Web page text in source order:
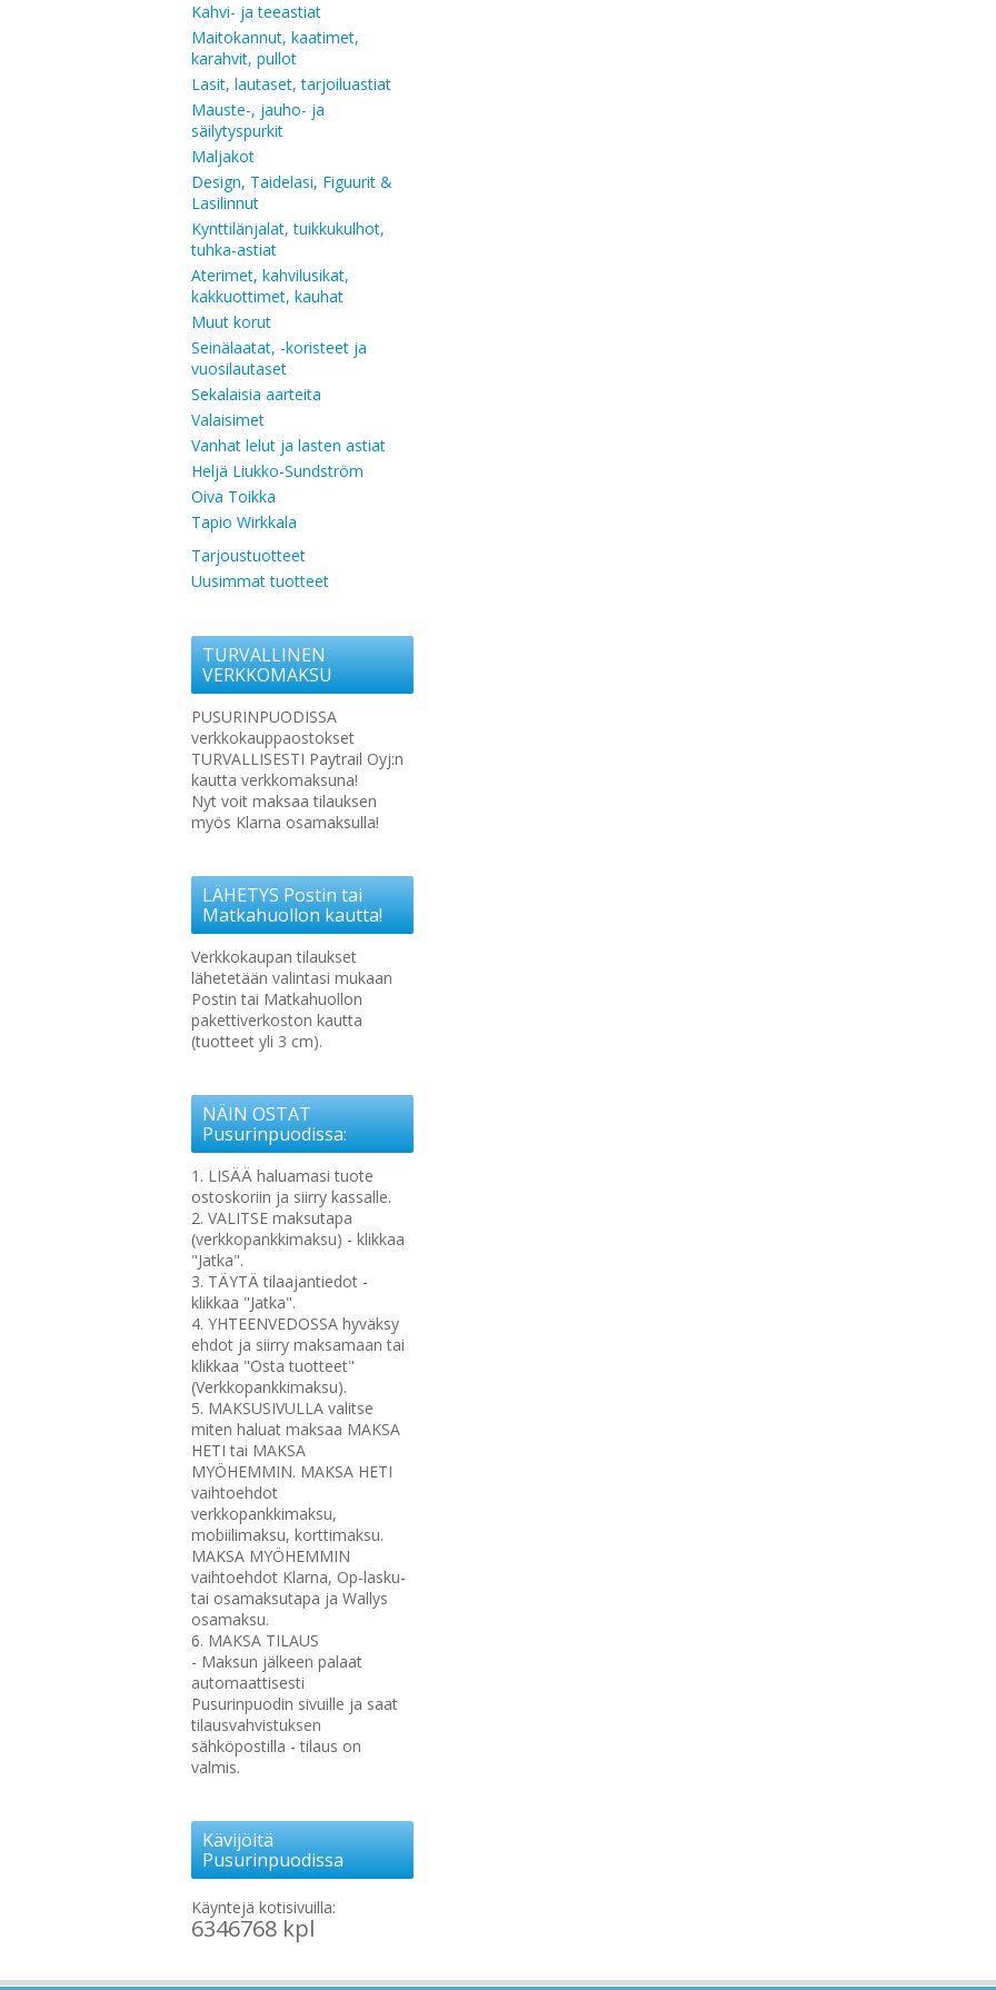
Kahvi- ja teeastiat
Maitokannut, kaatimet,
karahvit, pullot
Lasit, lautaset, tarjoiluastiat
Mauste-, jauho- ja
säilytyspurkit
Maljakot
Design, Taidelasi, Figuurit &
Lasilinnut
Kynttilänjalat, tuikkukulhot,
tuhka-astiat
Aterimet, kahvilusikat,
kakkuottimet, kauhat
Muut korut
Seinälaatat, -koristeet ja
vuosilautaset
Sekalaisia aarteita
Valaisimet
Vanhat lelut ja lasten astiat
Heljä Liukko-Sundström
Oiva Toikka
Tapio Wirkkala
Tarjoustuotteet
Uusimmat tuotteet
TURVALLINEN
VERKKOMAKSU
PUSURINPUODISSA
verkkokauppaostokset
TURVALLISESTI Paytrail Oyj:n
kautta verkkomaksuna!
Nyt voit maksaa tilauksen
myös Klarna osamaksulla!
LÄHETYS Postin tai
Matkahuollon kautta!
Verkkokaupan tilaukset
lähetetään valintasi mukaan
Postin tai Matkahuollon
pakettiverkoston kautta
(tuotteet yli 3 cm).
NÄIN OSTAT
Pusurinpuodissa:
1. LISÄÄ haluamasi tuote
ostoskoriin ja siirry kassalle.
2. VALITSE maksutapa
(verkkopankkimaksu) - klikkaa
"Jatka".
3. TÄYTÄ tilaajantiedot -
klikkaa "Jatka".
4. YHTEENVEDOSSA hyväksy
ehdot ja siirry maksamaan tai
klikkaa "Osta tuotteet"
(Verkkopankkimaksu).
5. MAKSUSIVULLA valitse
miten haluat maksaa MAKSA
HETI tai MAKSA
MYÖHEMMIN. MAKSA HETI
vaihtoehdot
verkkopankkimaksu,
mobiilimaksu, korttimaksu.
MAKSA MYÖHEMMIN
vaihtoehdot Klarna, Op-lasku-
tai osamaksutapa ja Wallys
osamaksu.
6. MAKSA TILAUS
- Maksun jälkeen palaat
automaattisesti
Pusurinpuodin sivuille ja saat
tilausvahvistuksen
sähköpostilla - tilaus on
valmis.
Kävijöitä
Pusurinpuodissa
Käyntejä kotisivuilla:
6346768 kpl